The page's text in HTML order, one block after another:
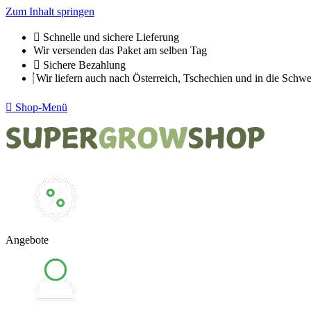
Zum Inhalt springen
Schnelle und sichere Lieferung
Wir versenden das Paket am selben Tag
Sichere Bezahlung
Wir liefern auch nach Österreich, Tschechien und in die
Shop-Menü
Angebote